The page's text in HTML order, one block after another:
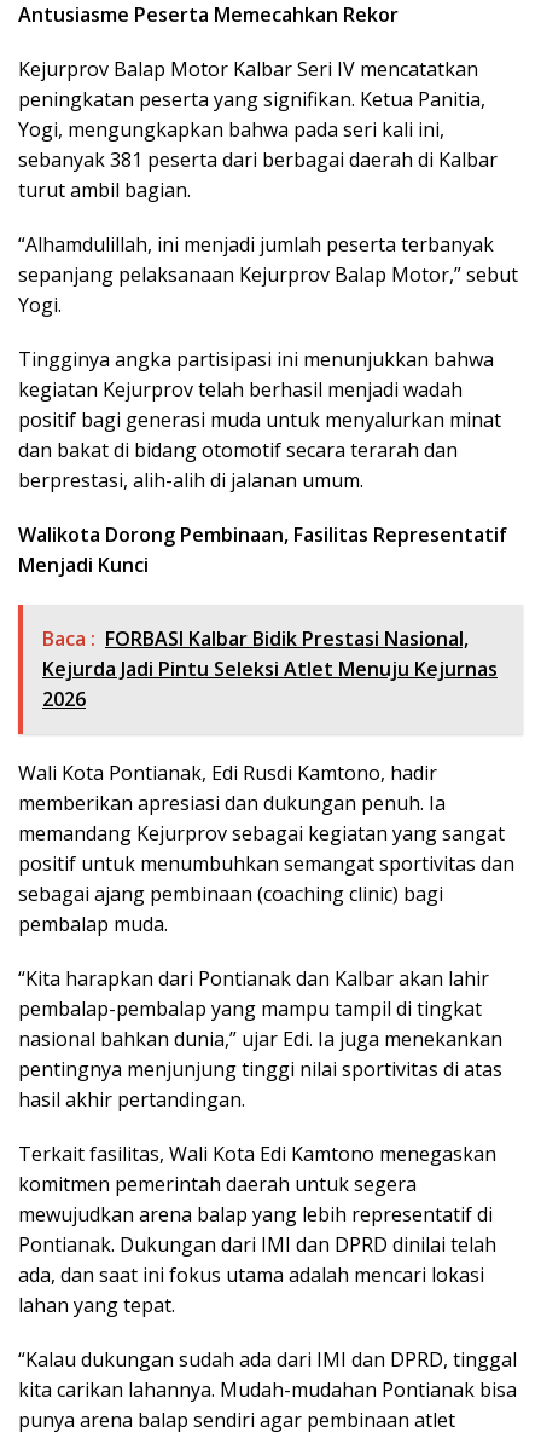
Antusiasme Peserta Memecahkan Rekor
Kejurprov Balap Motor Kalbar Seri IV mencatatkan
peningkatan peserta yang signifikan. Ketua Panitia,
Yogi, mengungkapkan bahwa pada seri kali ini,
sebanyak 381 peserta dari berbagai daerah di Kalbar
turut ambil bagian.
“Alhamdulillah, ini menjadi jumlah peserta terbanyak
sepanjang pelaksanaan Kejurprov Balap Motor,” sebut
Yogi.
Tingginya angka partisipasi ini menunjukkan bahwa
kegiatan Kejurprov telah berhasil menjadi wadah
positif bagi generasi muda untuk menyalurkan minat
dan bakat di bidang otomotif secara terarah dan
berprestasi, alih-alih di jalanan umum.
Walikota Dorong Pembinaan, Fasilitas Representatif
Menjadi Kunci
Baca : FORBASI Kalbar Bidik Prestasi Nasional,
Kejurda Jadi Pintu Seleksi Atlet Menuju Kejurnas
2026
Wali Kota Pontianak, Edi Rusdi Kamtono, hadir
memberikan apresiasi dan dukungan penuh. Ia
memandang Kejurprov sebagai kegiatan yang sangat
positif untuk menumbuhkan semangat sportivitas dan
sebagai ajang pembinaan (coaching clinic) bagi
pembalap muda.
“Kita harapkan dari Pontianak dan Kalbar akan lahir
pembalap-pembalap yang mampu tampil di tingkat
nasional bahkan dunia,” ujar Edi. Ia juga menekankan
pentingnya menjunjung tinggi nilai sportivitas di atas
hasil akhir pertandingan.
Terkait fasilitas, Wali Kota Edi Kamtono menegaskan
komitmen pemerintah daerah untuk segera
mewujudkan arena balap yang lebih representatif di
Pontianak. Dukungan dari IMI dan DPRD dinilai telah
ada, dan saat ini fokus utama adalah mencari lokasi
lahan yang tepat.
“Kalau dukungan sudah ada dari IMI dan DPRD, tinggal
kita carikan lahannya. Mudah-mudahan Pontianak bisa
punya arena balap sendiri agar pembinaan atlet